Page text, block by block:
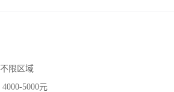
不限区域
4000-5000元